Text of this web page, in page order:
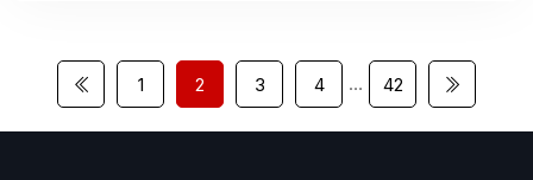
1 2 3 4 … 42